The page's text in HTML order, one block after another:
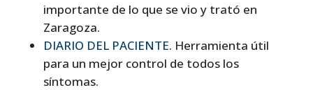
importante de lo que se vio y trató en
Zaragoza.
DIARIO DEL PACIENTE. Herramienta útil
para un mejor control de todos los
síntomas.